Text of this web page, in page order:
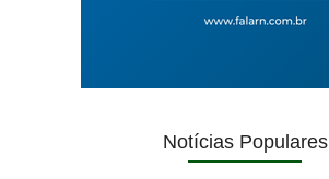
Notícias Populares